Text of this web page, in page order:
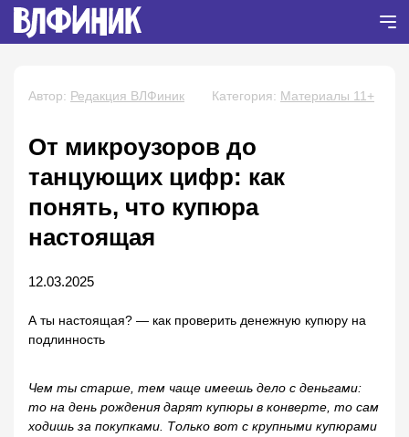
Автор: Редакция ВЛФиник Категория: Материалы 11+
От микроузоров до
танцующих цифр: как
понять, что купюра
настоящая
12.03.2025
А ты настоящая? — как проверить денежную купюру на
подлинность
Чем ты старше, тем чаще имеешь дело с деньгами:
то на день рождения дарят купюры в конверте, то сам
ходишь за покупками. Только вот с крупными купюрами